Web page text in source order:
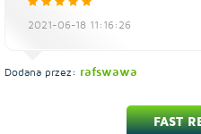
2021-06-18 11:16:26
Dodana przez: rafswawa
FAST